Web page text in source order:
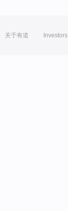
关于有道 Investors